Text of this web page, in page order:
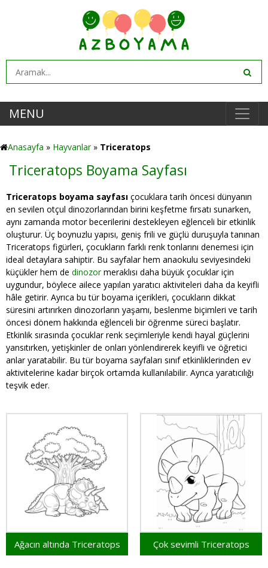
MENU
Anasayfa » Hayvanlar» Triceratops
Triceratops Boyama Sayfası
Triceratops boyama sayfası çocuklara tarih öncesi dünyanın
en sevilen otçul dinozorlarından birini keşfetme fırsatı sunarken,
aynı zamanda motor becerilerini destekleyen eğlenceli bir etkinlik
oluşturur. Üç boynuzlu yapısı, geniş frili ve güçlü duruşuyla tanınan
Triceratops figürleri, çocukların farklı renk tonlarını denemesi için
ideal detaylara sahiptir. Bu sayfalar hem anaokulu seviyesindeki
küçükler hem de dinozormeraklısı daha büyük çocuklar için
uygundur, böylece ailece yapılan yaratıcı aktiviteleri daha da keyifli
hâle getirir. Ayrıca bu tür boyama içerikleri, çocukların dikkat
süresini artırırken dinozorların yaşamı, beslenme biçimleri ve tarih
öncesi dönem hakkında eğlenceli bir öğrenme süreci başlatır.
Etkinlik sırasında çocuklar renk seçimleriyle kendi hayal güçlerini
yansıtırken, yetişkinler de onları yönlendirerek keyifli ve öğretici
anlar yaratabilir. Bu tür boyama sayfaları sınıf etkinliklerinden ev
aktivitelerine kadar birçok ortamda kullanılabilir. Ayrıca yaratıcılığı
teşvik eder.
Ağacın altında Triceratops Çok sevimli Triceratops